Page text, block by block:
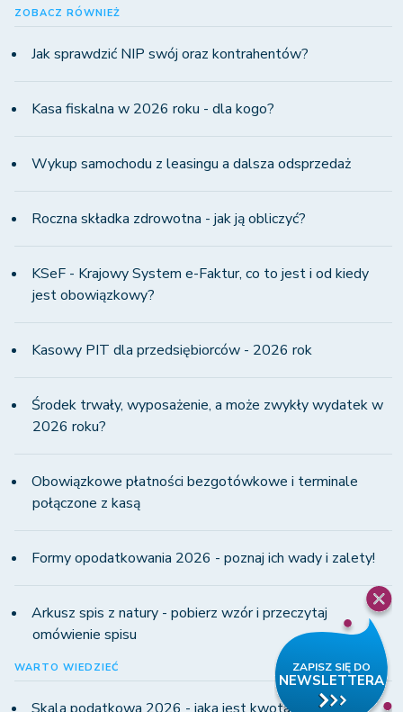
ZOBACZ RÓWNIEŻ
Jak sprawdzić NIP swój oraz kontrahentów?
Kasa fiskalna w 2026 roku - dla kogo?
Wykup samochodu z leasingu a dalsza odsprzedaż
Roczna składka zdrowotna - jak ją obliczyć?
KSeF - Krajowy System e-Faktur, co to jest i od kiedy
jest obowiązkowy?
Kasowy PIT dla przedsiębiorców - 2026 rok
Środek trwały, wyposażenie, a może zwykły wydatek w
2026 roku?
Obowiązkowe płatności bezgotówkowe i terminale
połączone z kasą
Formy opodatkowania 2026 - poznaj ich wady i zalety!
Arkusz spis z natury - pobierz wzór i przeczytaj
omówienie spisu
WARTO WIEDZIEĆ